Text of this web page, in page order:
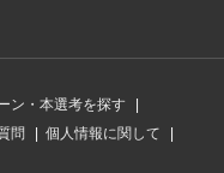
ン・本選考を探す
問
個人情報に関して